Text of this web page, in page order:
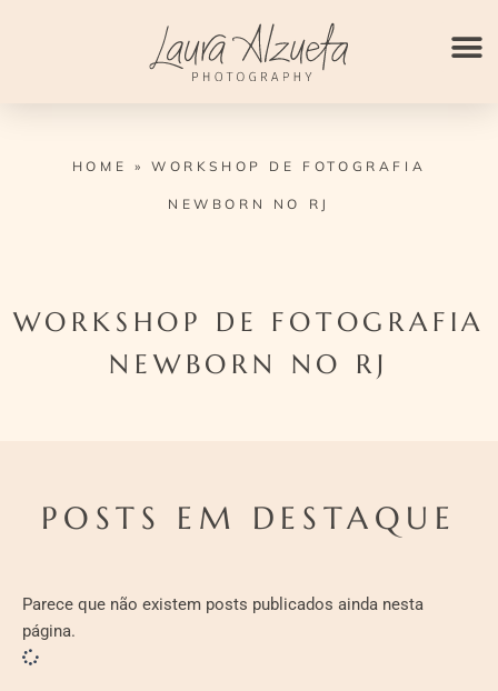
HOME » WORKSHOP DE FOTOGRAFIA
NEWBORN NO RJ
WORKSHOP DE FOTOGRAFIA
NEWBORN NO RJ
POSTS EM DESTAQUE
Parece que não existem posts publicados ainda nesta
página.